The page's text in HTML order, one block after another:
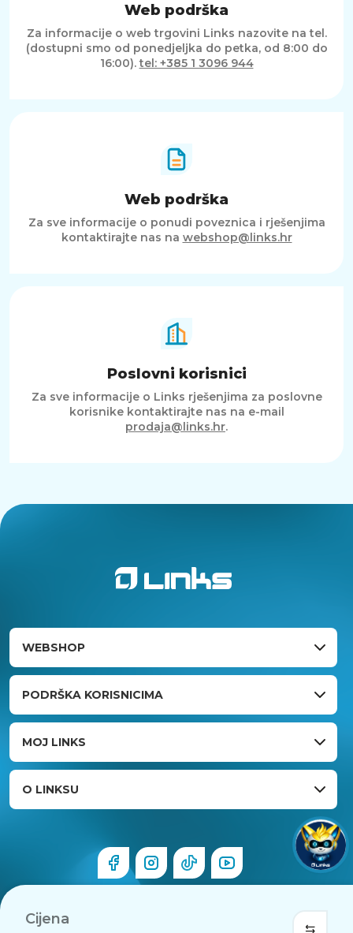
Cijena
Web podrška
Za informacije o web trgovini Links nazovite na tel.
(dostupni smo od ponedjeljka do petka, od 8:00 do
16:00).tel: +385 1 3096 944
Web podrška
Za sve informacije o ponudi poveznica i rješenjima
kontaktirajte nas na webshop@links.hr
Poslovni korisnici
Za sve informacije o Links rješenjima za poslovne
korisnike kontaktirajte nas na e-mail
prodaja@links.hr.
WEBSHOP
PODRŠKA KORISNICIMA
MOJ LINKS
O LINKSU